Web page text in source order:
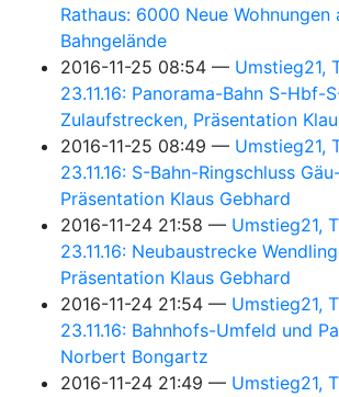
Rathaus: 6000 Neue Wohnungen
Bahngelände
2016-11-25 08:54
Umstieg21,
23.11.16: Panorama-Bahn S-Hbf-
Zulaufstrecken, Präsentation
2016-11-25 08:49
Umstieg21,
23.11.16: S-Bahn-Ringschluss
Präsentation Klaus Gebhard
2016-11-24 21:58
Umstieg21,
23.11.16: Neubaustrecke
Präsentation Klaus Gebhard
2016-11-24 21:54
Umstieg21,
23.11.16: Bahnhofs-Umfeld und
Norbert Bongartz
2016-11-24 21:49
Umstieg21,